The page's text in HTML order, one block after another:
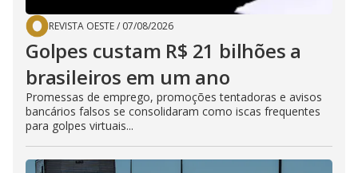
REVISTA OESTE/ 07/08/2026
Golpes custam R$ 21 bilhões a
brasileiros em um ano
Promessas de emprego, promoções tentadoras e avisos
bancários falsos se consolidaram como iscas frequentes
para golpes virtuais...